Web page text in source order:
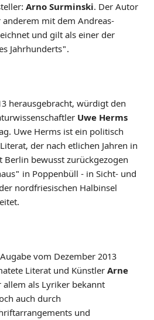
Arno Surminski. Der Autor
mit dem Andreas-
und gilt als einer der
Jahrhunderts".
herausgebracht, würdigt den
Uwe Herms
Uwe Herms ist ein politisch
der nach etlichen Jahren in
bewusst zurückgezogen
in Poppenbüll - in Sicht- und
nordfriesischen Halbinsel
vom Dezember 2013
Literat und Künstler Arne
allem als Lyriker bekannt
auch durch
und